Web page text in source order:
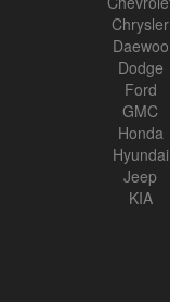
Chrysler
Daewoo
Dodge
Ford
GMC
Honda
Hyundai
Jeep
KIA